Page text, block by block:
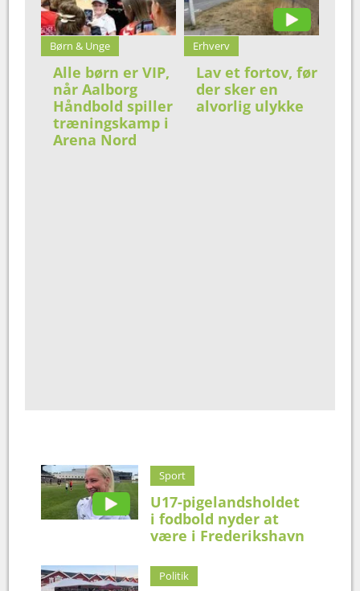
Børn & Unge
Alle børn er VIP,
når Aalborg
Håndbold spiller
træningskamp i
Arena Nord
Erhverv
Lav et fortov, før
der sker en
alvorlig ulykke
Sport
U17-pigelandsholdet
i fodbold nyder at
være i Frederikshavn
Politik